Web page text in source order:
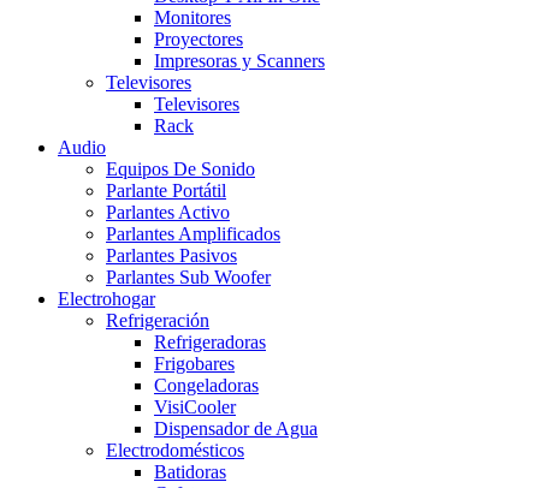
Monitores
Proyectores
Impresoras y Scanners
Televisores
Televisores
Rack
Audio
Equipos De Sonido
Parlante Portátil
Parlantes Activo
Parlantes Amplificados
Parlantes Pasivos
Parlantes Sub Woofer
Electrohogar
Refrigeración
Refrigeradoras
Frigobares
Congeladoras
VisiCooler
Dispensador de Agua
Electrodomésticos
Batidoras